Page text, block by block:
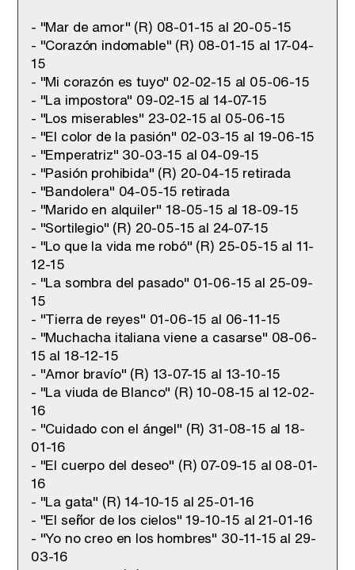
- "Mar de amor" (R) 08-01-15 al 20-05-15
- "Corazón indomable" (R) 08-01-15 al 17-04-
15
- "Mi corazón es tuyo" 02-02-15 al 05-06-15
- "La impostora" 09-02-15 al 14-07-15
- "Los miserables" 23-02-15 al 05-06-15
- "El color de la pasión" 02-03-15 al 19-06-15
- "Emperatriz" 30-03-15 al 04-09-15
- "Pasión prohibida" (R) 20-04-15 retirada
- "Bandolera" 04-05-15 retirada
- "Marido en alquiler" 18-05-15 al 18-09-15
- "Sortilegio" (R) 20-05-15 al 24-07-15
- "Lo que la vida me robó" (R) 25-05-15 al 11-
12-15
- "La sombra del pasado" 01-06-15 al 25-09-
15
- "Tierra de reyes" 01-06-15 al 06-11-15
- "Muchacha italiana viene a casarse" 08-06-
15 al 18-12-15
- "Amor bravío" (R) 13-07-15 al 13-10-15
- "La viuda de Blanco" (R) 10-08-15 al 12-02-
16
- "Cuidado con el ángel" (R) 31-08-15 al 18-
01-16
- "El cuerpo del deseo" (R) 07-09-15 al 08-01-
16
- "La gata" (R) 14-10-15 al 25-01-16
- "El señor de los cielos" 19-10-15 al 21-01-16
- "Yo no creo en los hombres" 30-11-15 al 29-
03-16